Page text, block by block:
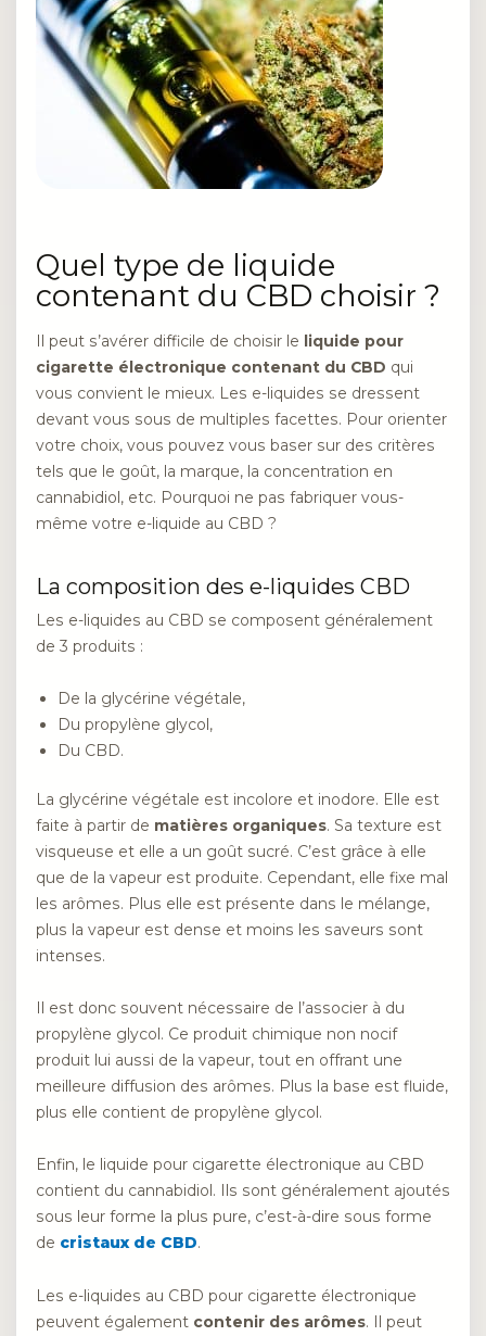
Quel type de liquide
contenant du CBD choisir ?
Il peut s’avérer difficile de choisir le liquide pour
cigarette électronique contenant du CBD qui
vous convient le mieux. Les e-liquides se dressent
devant vous sous de multiples facettes. Pour orienter
votre choix, vous pouvez vous baser sur des critères
tels que le goût, la marque, la concentration en
cannabidiol, etc. Pourquoi ne pas fabriquer vous-
même votre e-liquide au CBD ?
La composition des e-liquides CBD
Les e-liquides au CBD se composent généralement
de 3 produits :
De la glycérine végétale,
Du propylène glycol,
Du CBD.
La glycérine végétale est incolore et inodore. Elle est
faite à partir de matières organiques. Sa texture est
visqueuse et elle a un goût sucré. C’est grâce à elle
que de la vapeur est produite. Cependant, elle fixe mal
les arômes. Plus elle est présente dans le mélange,
plus la vapeur est dense et moins les saveurs sont
intenses.
Il est donc souvent nécessaire de l’associer à du
propylène glycol. Ce produit chimique non nocif
produit lui aussi de la vapeur, tout en offrant une
meilleure diffusion des arômes. Plus la base est fluide,
plus elle contient de propylène glycol.
Enfin, le liquide pour cigarette électronique au CBD
contient du cannabidiol. Ils sont généralement ajoutés
sous leur forme la plus pure, c’est-à-dire sous forme
de cristaux de CBD.
Les e-liquides au CBD pour cigarette électronique
peuvent également contenir des arômes. Il peut